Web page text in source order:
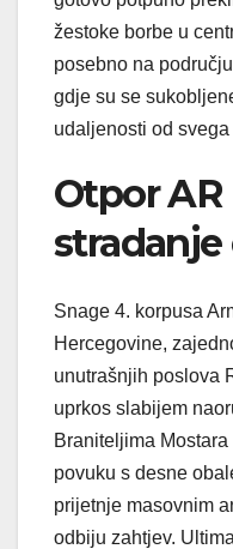
žestoke borbe u
posebno na
gdje su se
udaljenosti od
Otpor AR
stradanje
Snage 4. korpusa
Hercegovine,
unutrašnjih poslova
uprkos slabijem
Braniteljima
povuku s desne
prijetnje masovnim
odbiju zahtjev.